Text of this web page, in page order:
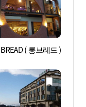
( 롱브레드 )